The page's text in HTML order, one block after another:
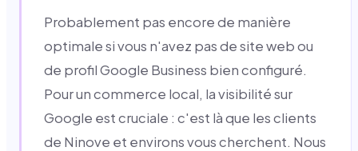
Probablement pas encore de manière
optimale si vous n'avez pas de site web ou
de profil Google Business bien configuré.
Pour un commerce local, la visibilité sur
Google est cruciale : c'est là que les clients
de Ninove et environs vous cherchent. Nous